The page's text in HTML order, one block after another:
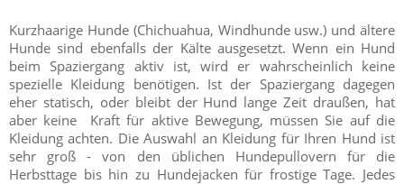
Kurzhaarige Hunde (Chichuahua, Windhunde usw.) und ältere
Hunde sind ebenfalls der Kälte ausgesetzt. Wenn ein Hund
beim Spaziergang aktiv ist, wird er wahrscheinlich keine
spezielle Kleidung benötigen. Ist der Spaziergang dagegen
eher statisch, oder bleibt der Hund lange Zeit draußen, hat
aber keine Kraft für aktive Bewegung, müssen Sie auf die
Kleidung achten. Die Auswahl an Kleidung für Ihren Hund ist
sehr groß - von den üblichen Hundepullovern für die
Herbsttage bis hin zu Hundejacken für frostige Tage. Jedes